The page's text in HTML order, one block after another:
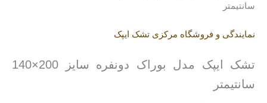
نمایندگی و فروشگاه مرکزی تشک ایپک
تشک ایپک مدل بوراک دونفره سایز 200×140
سانتیمتر